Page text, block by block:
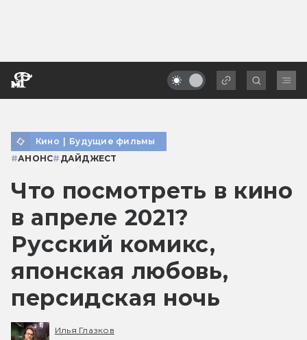
Кино | Будущие фильмы
#АНОНС# ДАЙДЖЕСТ
Что посмотреть в кино
в апреле 2021?
Русский комикс,
японская любовь,
персидская ночь
Илья Глазков